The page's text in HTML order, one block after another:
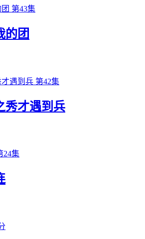
第43集
的团
第42集
秀才遇到兵
24集